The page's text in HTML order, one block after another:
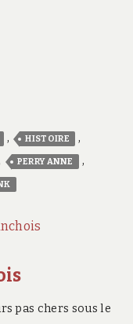
, HISTOIRE ,
PERRY ANNE ,
pas chers sous le